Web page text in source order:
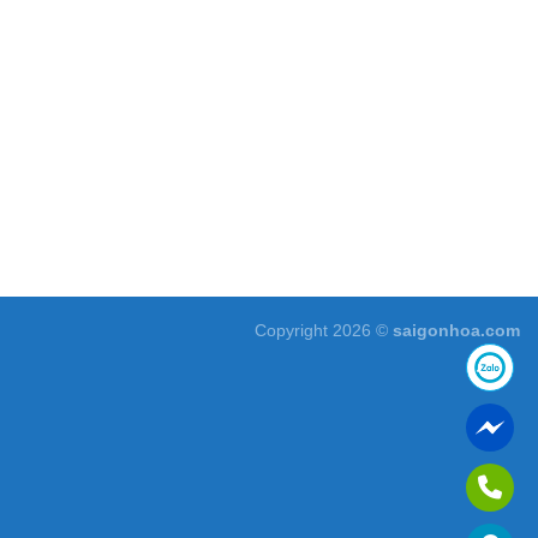
Copyright 2026 © saigonhoa.com